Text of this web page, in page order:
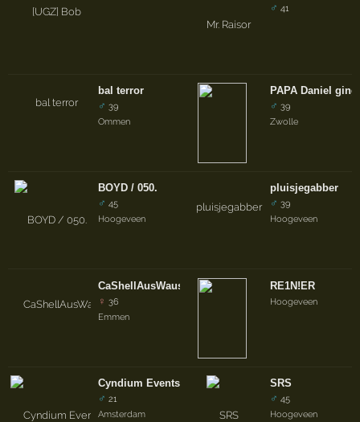
bal terror
♂ 39
Ommen
BOYD / 050.
♂ 45
Hoogeveen
CaShellAusWaus//Shellyy
♀ 36
Emmen
Cyndium Events
♂ 21
Amsterdam
♂ 41
PAPA Daniel
♂ 39
Zwolle
pluisjegabber
♂ 39
Hoogeveen
RE1N!ER
Hoogeveen
SRS
♂ 45
Hoogeveen